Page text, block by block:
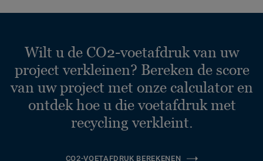
Wilt u de CO2-voetafdruk van uw
project verkleinen? Bereken de score
van uw project met onze calculator en
ontdek hoe u die voetafdruk met
recycling verkleint.
CO2-VOETAFDRUK BEREKENEN